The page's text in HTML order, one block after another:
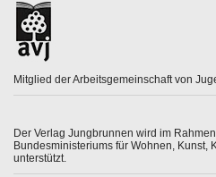
Mitglied der Arbeitsgemeinschaft von
Der Verlag Jungbrunnen wird im
Bundesministeriums für Wohnen, Kunst,
unterstützt.